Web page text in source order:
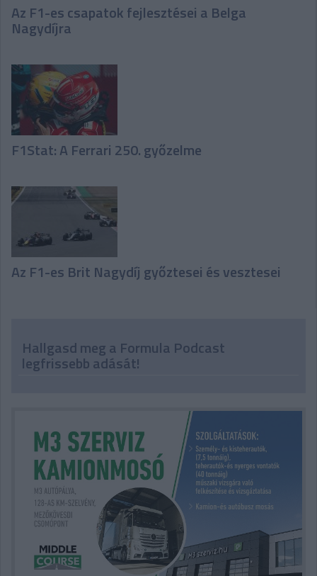
Az F1-es csapatok fejlesztései a Belga
Nagydíjra
F1Stat: A Ferrari 250. győzelme
Az F1-es Brit Nagydíj győztesei és vesztesei
Hallgasd meg a Formula Podcast
legfrissebb adását!